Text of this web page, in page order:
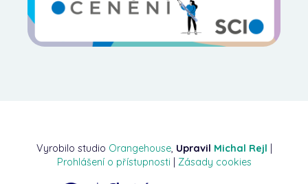
Vyrobilo studio Orangehouse, Upravil Michal Rejl |
Prohlášení o přístupnosti | Zásady cookies